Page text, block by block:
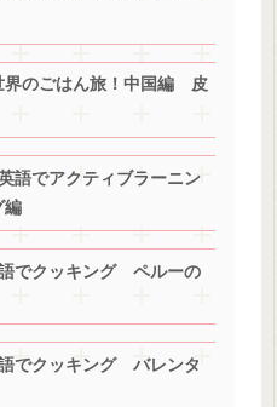
のごはん旅！中国編 皮
語でアクティブラーニン
編
でクッキング ペルーの
でクッキング バレンタ